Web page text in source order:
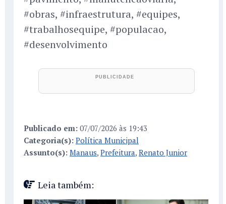
#obras, #infraestrutura, #equipes,
#trabalhosequipe, #populacao,
#desenvolvimento
Publicado em: 07/07/2026 às 19:43
Categoria(s): Política Municipal
Assunto(s): Manaus, Prefeitura, Renato Junior
Leia também: